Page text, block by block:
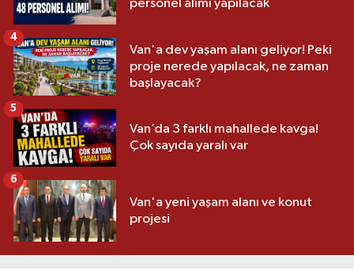
personel alımı yapılacak
Van'a dev yaşam alanı geliyor! Peki
proje nerede yapılacak, ne zaman
başlayacak?
4
Van’da 3 farklı mahallede kavga!
Çok sayıda yaralı var
5
Van'a yeni yaşam alanı ve konut
projesi
6